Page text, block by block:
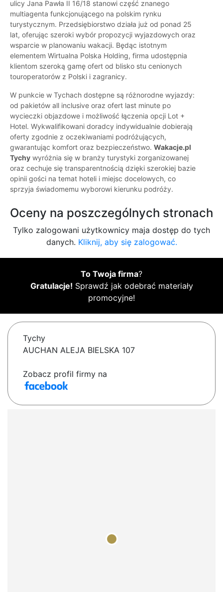
ulicy Jana Pawła II 16/18 stanowi część znanego
multiagenta funkcjonującego na polskim rynku
turystycznym. Przedsiębiorstwo działa już od ponad 25
lat, oferując szeroki wybór propozycji wyjazdowych oraz
wsparcie w planowaniu wakacji. Będąc istotnym
elementem Wirtualna Polska Holding, firma udostępnia
klientom szeroką gamę ofert od blisko stu cenionych
touroperatorów z Polski i zagranicy.
W punkcie w Tychach dostępne są różnorodne wyjazdy:
od pakietów all inclusive oraz ofert last minute po
wycieczki objazdowe i możliwość łączenia opcji Lot +
Hotel. Wykwalifikowani doradcy indywidualnie dobierają
oferty zgodnie z oczekiwaniami podróżujących,
gwarantując komfort oraz bezpieczeństwo. Wakacje.pl
Tychy wyróżnia się w branży turystyki zorganizowanej
oraz cechuje się transparentnością dzięki szerokiej bazie
opinii gości na temat hoteli i miejsc docelowych, co
sprzyja świadomemu wyborowi kierunku podróży.
Oceny na poszczególnych stronach
Tylko zalogowani użytkownicy maja dostęp do tych
danych. Kliknij, aby się zalogować.
To Twoja firma?
Gratulacje! Sprawdź jak odebrać materiały
promocyjne!
Tychy
AUCHAN ALEJA BIELSKA 107
Zobacz profil firmy na